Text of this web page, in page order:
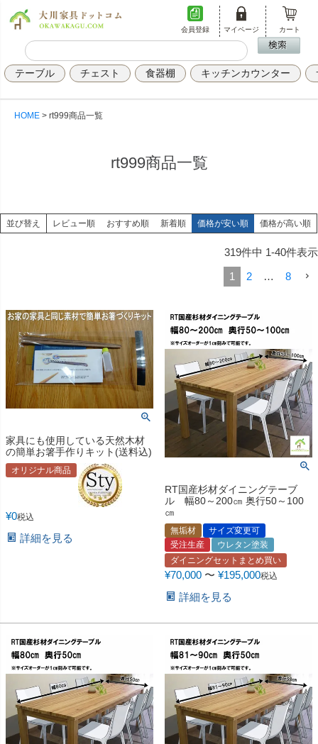
会員登録 マイページ カート
テーブル チェスト 食器棚 キッチンカウンター
HOME rt999商品一覧
rt999商品一覧
並び替え レビュー順 おすすめ順 新着順 価格が安い順 価格が高い順
319件中 1-40件表示
1
2 … 8
家具にも使用している天然木材
の簡単お箸手作りキット(送料込)
オリジナル商品
¥0税込
詳細を見る
RT国産杉材ダイニングテーブ
ル 幅80～200㎝ 奥行50～100
㎝
無垢材
サイズ変更可
受注生産
ウレタン塗装
ダイニングセットまとめ買い
¥70,000 〜 ¥195,000税込
詳細を見る